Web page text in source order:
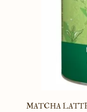
MATCHA